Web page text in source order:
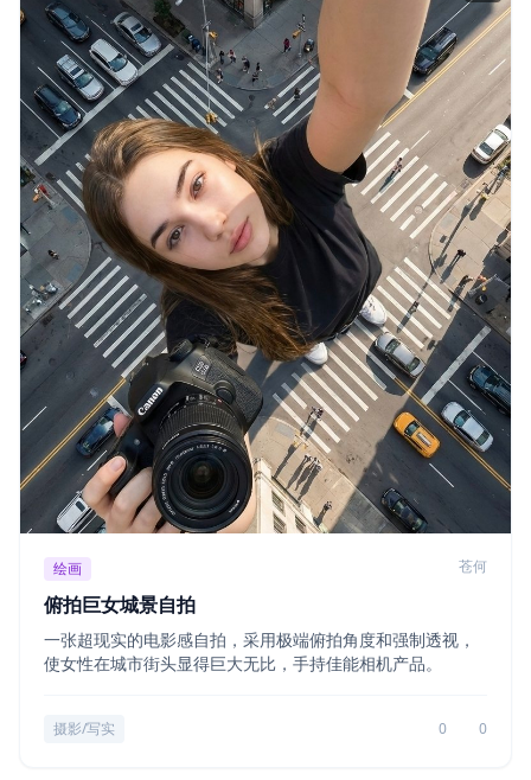
绘画 苍何
俯拍巨女城景自拍
一张超现实的电影感自拍，采用极端俯拍角度和强制透视，
使女性在城市街头显得巨大无比，手持佳能相机产品。
摄影/写实 0 0